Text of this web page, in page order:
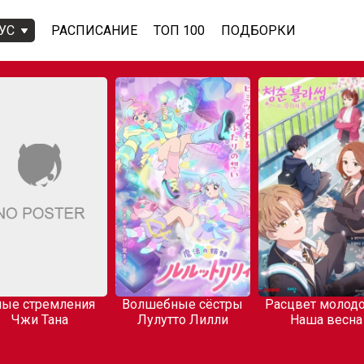
РАСПИСАНИЕ ТОП 100 ПОДБОРКИ
стремления
Чжи Тана
Волшебные сёстры
Лулутто Лилли
Расцвет
Наша весна